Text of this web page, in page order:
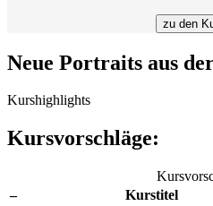
zu den
Neue Portraits aus
Kurshighlights
Kursvorschläge:
–
Kurstitel